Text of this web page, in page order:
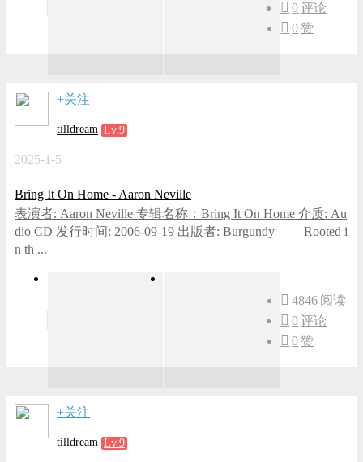
0评论
0赞
+关注
tilldream Lv.9
2025-1-5
Bring It On Home - Aaron Neville
表演者: Aaron Neville 专辑名称：Bring It On Home 介质: Au
dio CD 发行时间: 2006-09-19 出版者: Burgundy Rooted i
n th ...
4846 阅读
0评论
0赞
+关注
tilldream Lv.9